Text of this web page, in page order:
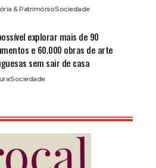
& PatrimónioSociedade
explorar mais de 90
e 60.000 obras de arte
sem sair de casa
Sociedade